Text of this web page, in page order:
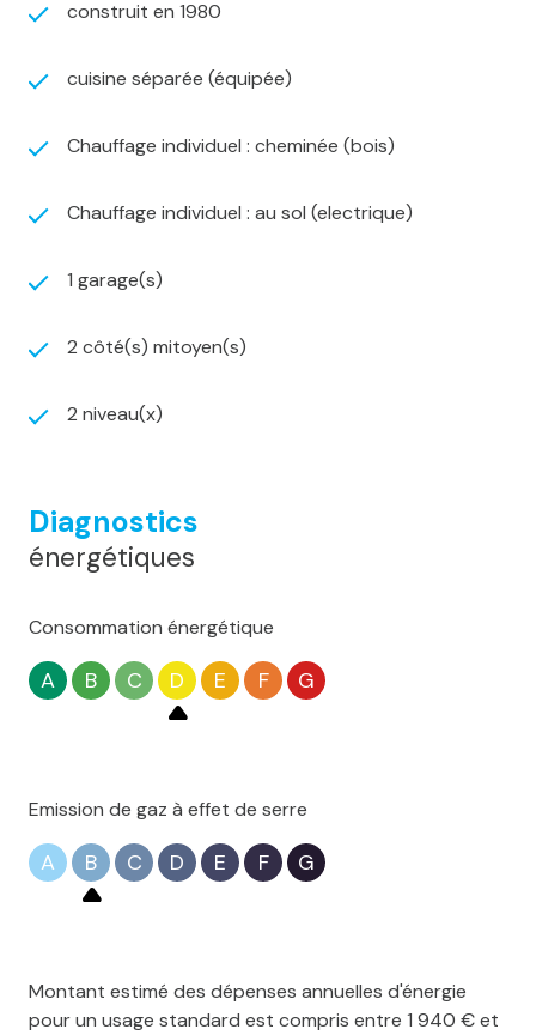
au 06 15 80 31 22 - Agent commercial immatriculé au
construit en 1980
cuisine séparée (équipée)
Chauffage individuel : cheminée (bois)
Chauffage individuel : au sol (electrique)
1 garage(s)
2 côté(s) mitoyen(s)
2 niveau(x)
Diagnostics
énergétiques
Consommation énergétique
A B C D E F G
Emission de gaz à effet de serre
A B C D E F G
Montant estimé des dépenses annuelles d'énergie
pour un usage standard est compris entre 1 940 € et